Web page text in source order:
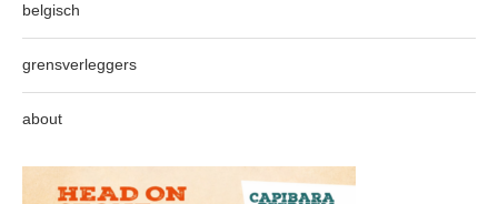
belgisch
grensverleggers
about